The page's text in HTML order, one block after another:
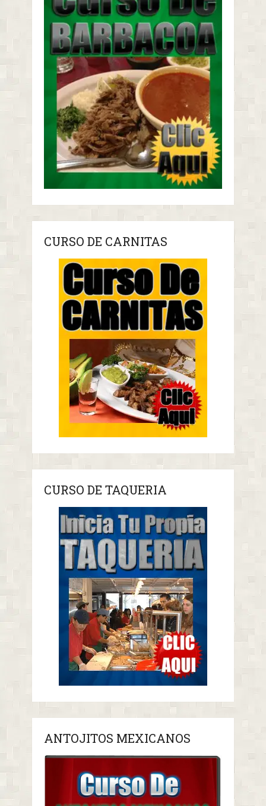
CURSO DE CARNITAS
CURSO DE TAQUERIA
ANTOJITOS MEXICANOS